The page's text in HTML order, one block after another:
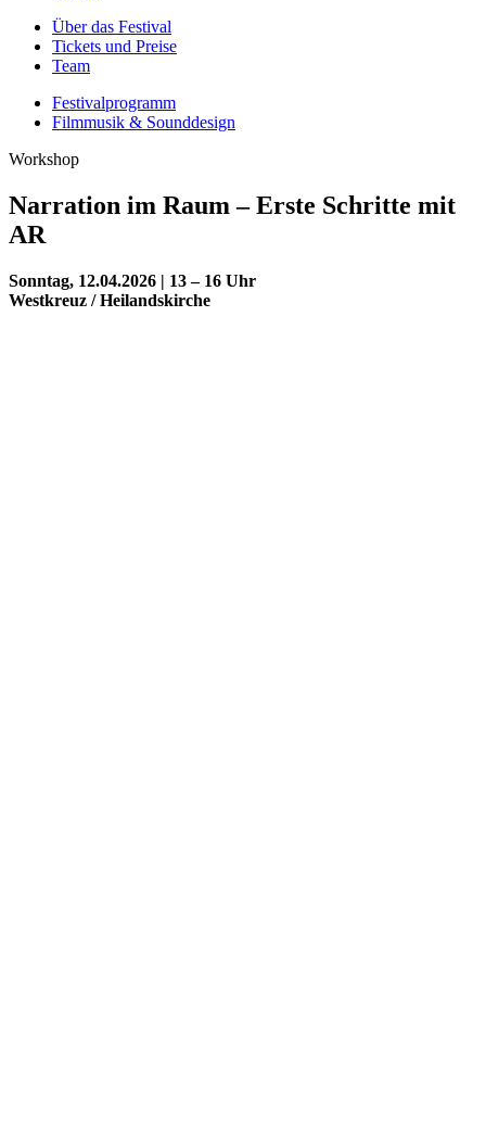
Über das Festival
Tickets und Preise
Team
Festivalprogramm
Filmmusik & Sounddesign
Workshop
Narration im Raum – Erste Schritte mit
AR
Sonntag, 12.04.2026 | 13 – 16 Uhr
Westkreuz / Heilandskirche